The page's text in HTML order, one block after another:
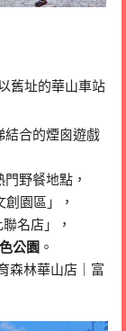
舊址的華山車站
結合的煙囪遊戲
野餐地點，
創園區」，
名店」，
公園 。
森林華山店｜富